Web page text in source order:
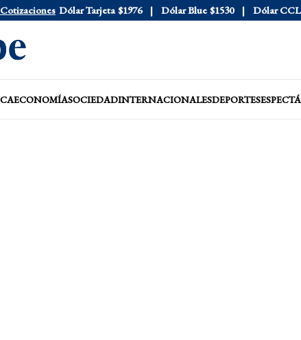
Cotizaciones
$1520 Dólar Tarjeta $1976 Dólar Blue $1530 Dólar CCL
ECONOMÍASOCIEDADINTERNACIONALESDEPORTES